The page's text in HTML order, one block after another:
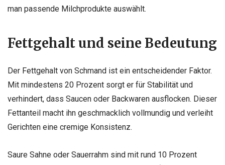
man passende Milchprodukte auswählt.
Fettgehalt und seine Bedeutung
Der Fettgehalt von Schmand ist ein entscheidender Faktor.
Mit mindestens 20 Prozent sorgt er für Stabilität und
verhindert, dass Saucen oder Backwaren ausflocken. Dieser
Fettanteil macht ihn geschmacklich vollmundig und verleiht
Gerichten eine cremige Konsistenz.
Saure Sahne oder Sauerrahm sind mit rund 10 Prozent